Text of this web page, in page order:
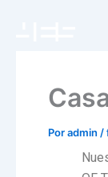
Poradmin /